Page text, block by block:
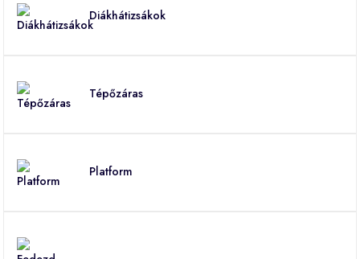
Diákhátizsákok
Tépőzáras
Platform